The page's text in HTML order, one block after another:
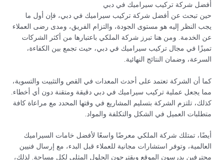
أفضل شركة تركيب سيراميك في دبي
حين تبحث عن أفضل شركة تركيب سيراميك في دبي، فإن أول ما
يجب النظر إليه هو مستوى الجودة، والتزام الفريق، ومدى رضى العملاء
عن الخدمة. ومن هنا تبرز شركة الملكي باعتبارها من أكثر الشركات
تميزًا في مجال تركيب سيراميك في دبي، حيث تجمع بين الكفاءة،
السرعة، وضمان النتائج النهائية.
كما أن الشركة تعتمد على أحدث المعدات في القص والتثبيت والتسوية،
مما يجعل عملية تركيب سيراميك في دبي دقيقة ومتقنة دون أي أخطاء.
كذلك، تلتزم الشركة بتسليم المشاريع في وقتها المحدد مع مراعاة كافة
متطلبات العميل في الشكل والتكلفة والمواد.
أيضًا، تمتلك شركة الملكي معرضًا واسعًا لأفضل خامات السيراميك
العالمية، وتوفر استشارات مجانية للعملاء قبل البدء، مع إرسال فنيين
محترفين يدرسون الموقع ويقترحون الحلول المثلى لكل مساحة. لذلك،